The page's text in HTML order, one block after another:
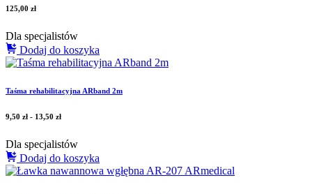
125,00 zł
Dla specjalistów
Dodaj do koszyka
Taśma rehabilitacyjna ARband 2m
9,50 zł - 13,50 zł
Dla specjalistów
Dodaj do koszyka